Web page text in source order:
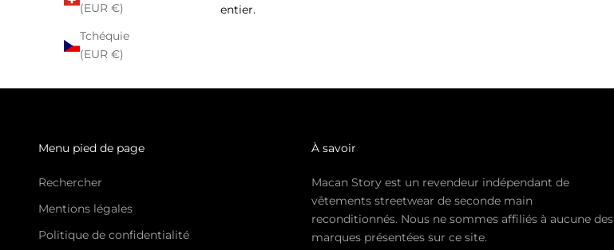
(EUR €)
Tchéquie
(EUR €)
entier.
Menu pied de page
Rechercher
Mentions légales
Politique de confidentialité
À savoir
Macan Story est un revendeur indépendant de
vêtements streetwear de seconde main
reconditionnés. Nous ne sommes affiliés à aucune des
marques présentées sur ce site.